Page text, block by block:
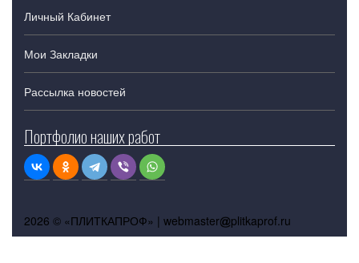
Личный Кабинет
Мои Закладки
Рассылка новостей
Портфолио наших работ
2026 © «ПЛИТКАПРОФ» | webmaster plitkaprof.ru